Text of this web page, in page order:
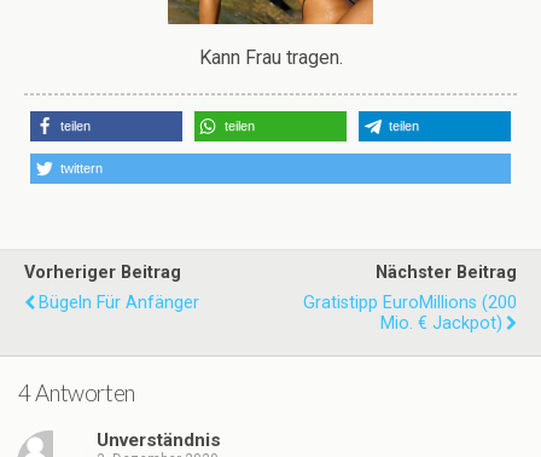
Kann Frau tragen.
teilen teilen teilen
twittern
Vorheriger Beitrag
Bügeln Für Anfänger
Nächster Beitrag
Gratistipp EuroMillions (200
Mio. € Jackpot)
4 Antworten
Unverständnis